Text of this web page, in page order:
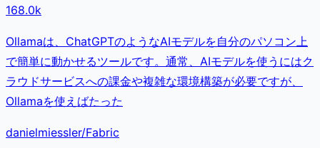
168.0k
Ollamaは、ChatGPTのようなAIモデルを自分のパソコン上
で簡単に動かせるツールです。通常、AIモデルを使うにはク
ラウドサービスへの課金や複雑な環境構築が必要ですが、
Ollamaを使えばたった
danielmiessler/Fabric